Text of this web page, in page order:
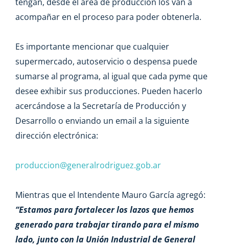
acompañar en el proceso para poder obtenerla.
Es importante mencionar que cualquier
supermercado, autoservicio o despensa puede
sumarse al programa, al igual que cada pyme que
desee exhibir sus producciones. Pueden hacerlo
acercándose a la Secretaría de Producción y
Desarrollo o enviando un email a la siguiente
dirección electrónica:
produccion@generalrodriguez.gob.ar
Mientras que el Intendente Mauro García agregó:
“Estamos para fortalecer los lazos que hemos
generado para trabajar tirando para el mismo
lado, junto con la Unión Industrial de General